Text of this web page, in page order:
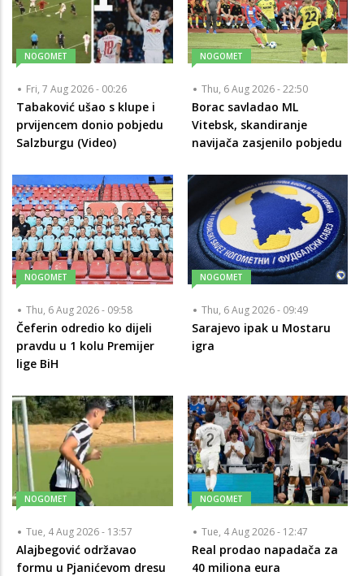
NOGOMET
Fri, 7 Aug 2026 - 00:26
Tabaković ušao s klupe i
prvijencem donio pobjedu
Salzburgu (Video)
NOGOMET
Thu, 6 Aug 2026 - 22:50
Borac savladao ML
Vitebsk, skandiranje
navijača zasjenilo pobjedu
NOGOMET
Thu, 6 Aug 2026 - 09:58
Čeferin odredio ko dijeli
pravdu u 1 kolu Premijer
lige BiH
NOGOMET
Thu, 6 Aug 2026 - 09:49
Sarajevo ipak u Mostaru
igra
NOGOMET
Tue, 4 Aug 2026 - 13:57
Alajbegović održavao
formu u Pjanićevom dresu
NOGOMET
Tue, 4 Aug 2026 - 12:47
Real prodao napadača za
40 miliona eura